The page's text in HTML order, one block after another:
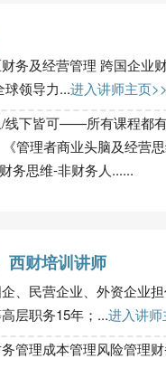
务及经营管理 跨国企业
领导力...进入讲师主页>>
线下皆可——所有课程都
管理者商业头脑及经营
务思维-非财务人......
西财培训讲师
、民营企业、外资企业
层职务15年；...进入讲师
管理成本管理风险管理